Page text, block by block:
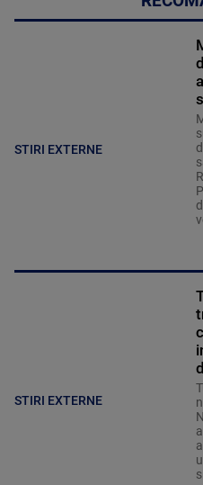
STIRI EXTERNE
STIRI EXTERNE